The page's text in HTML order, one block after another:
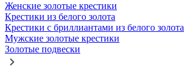
Женские золотые крестики
Крестики из белого золота
Крестики с бриллиантами из белого золота
Мужские золотые крестики
Золотые подвески